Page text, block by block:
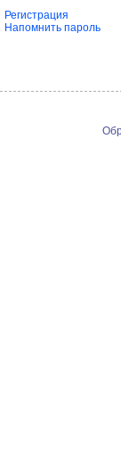
Регистрация
Напомнить пароль